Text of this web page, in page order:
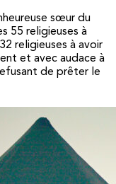
sœur du
55 religieuses à
religieuses à avoir
et avec audace à
de prêter le